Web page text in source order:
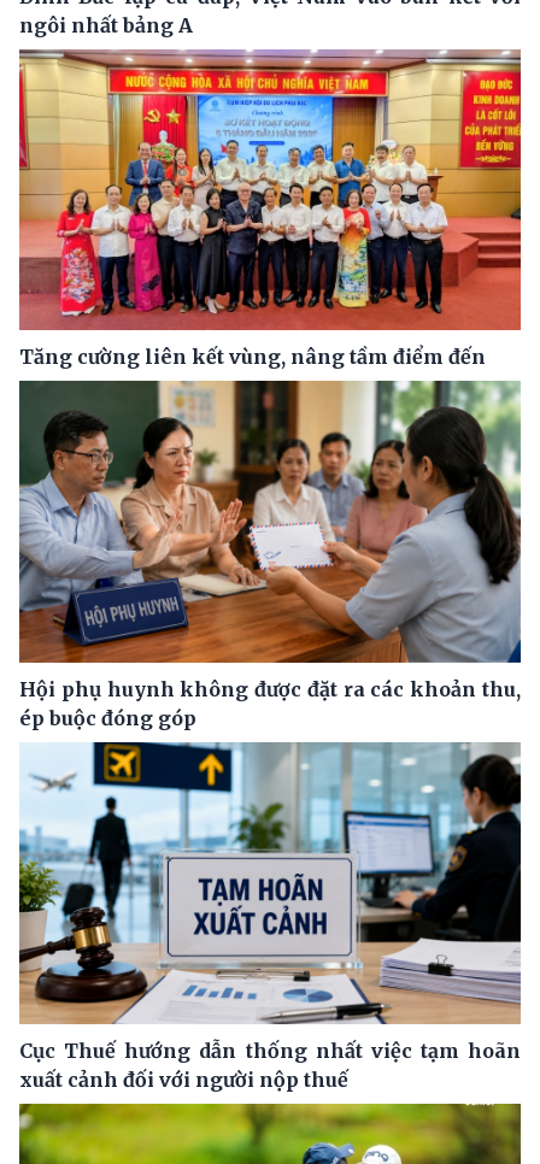
ngôi nhất bảng A
Tăng cường liên kết vùng, nâng tầm điểm đến
Hội phụ huynh không được đặt ra các khoản thu,
ép buộc đóng góp
Cục Thuế hướng dẫn thống nhất việc tạm hoãn
xuất cảnh đối với người nộp thuế